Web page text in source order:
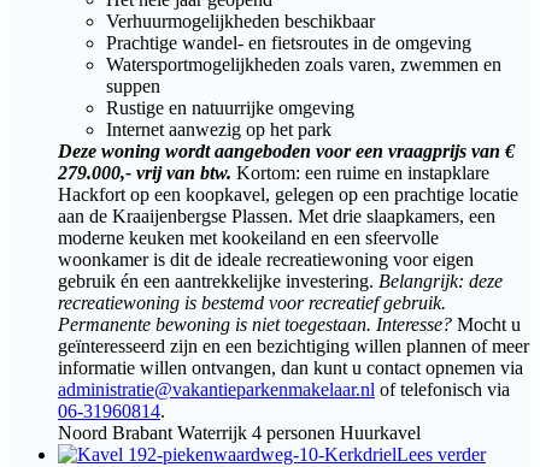
Verhuurmogelijkheden beschikbaar
Prachtige wandel- en fietsroutes in de omgeving
Watersportmogelijkheden zoals varen, zwemmen en
suppen
Rustige en natuurrijke omgeving
Internet aanwezig op het park
Deze woning wordt aangeboden voor een vraagprijs van €
279.000,- vrij van btw. Kortom: een ruime en instapklare
Hackfort op een koopkavel, gelegen op een prachtige locatie
aan de Kraaijenbergse Plassen. Met drie slaapkamers, een
moderne keuken met kookeiland en een sfeervolle
woonkamer is dit de ideale recreatiewoning voor eigen
gebruik én een aantrekkelijke investering. Belangrijk: deze
recreatiewoning is bestemd voor recreatief gebruik.
Permanente bewoning is niet toegestaan. Interesse? Mocht u
geïnteresseerd zijn en een bezichtiging willen plannen of meer
informatie willen ontvangen, dan kunt u contact opnemen via
administratie@vakantieparkenmakelaar.nl of telefonisch via
06-31960814.
Noord Brabant Waterrijk 4 personen Huurkavel
Lees verder